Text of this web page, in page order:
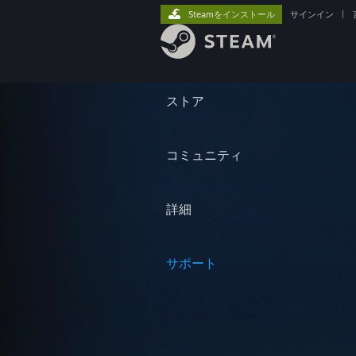
ストア
コミュニティ
詳細
サポート
Steamをインストール サインイン